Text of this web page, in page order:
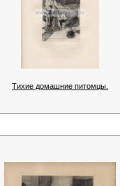
Тихие домашние питомцы.